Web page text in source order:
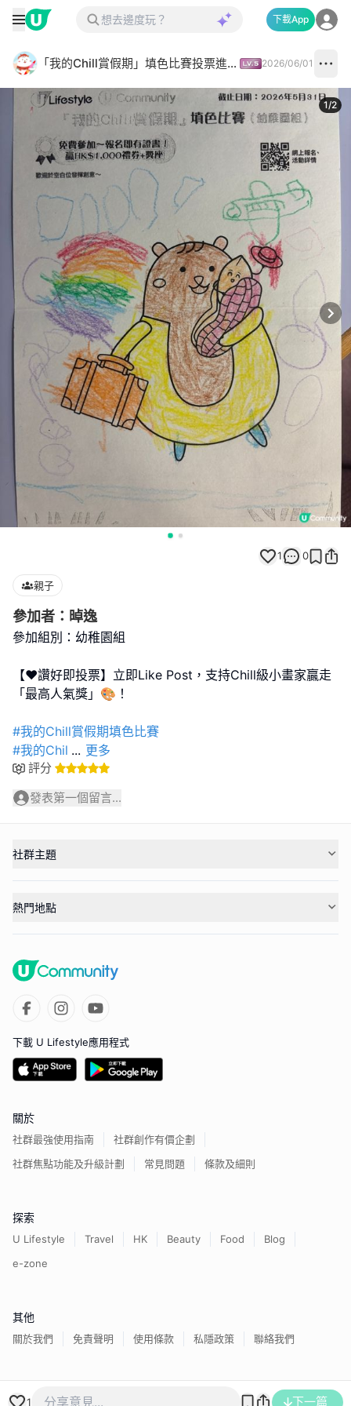
下載App
「我的Chill賞假期」填色比賽投票進行中✅ 2026/06/01
1/2
1 0
親子
參加者：晫逸
參加組別：幼稚園組
【❤️讚好即投票】立即Like Post，支持Chill級小畫家贏走
「最高人氣獎」🎨！
#我的Chill賞假期填色比賽
#我的Chil ... 更多
評分
發表第一個留言...
1 下一篇
社群主題
熱門地點
下載 U Lifestyle應用程式
關於
社群最強使用指南
社群創作有價企劃
社群焦點功能及升級計劃
常見問題 條款及細則
探索
U Lifestyle Travel HK Beauty Food
Blog
e-zone
其他
關於我們 免責聲明 使用條款 私隱政策 聯絡我們
香港經濟日報版權所有©